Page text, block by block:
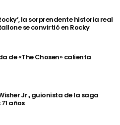
la sorprendente historia real
se convirtió en Rocky
de «The Chosen» calienta
Jr., guionista de la saga
años